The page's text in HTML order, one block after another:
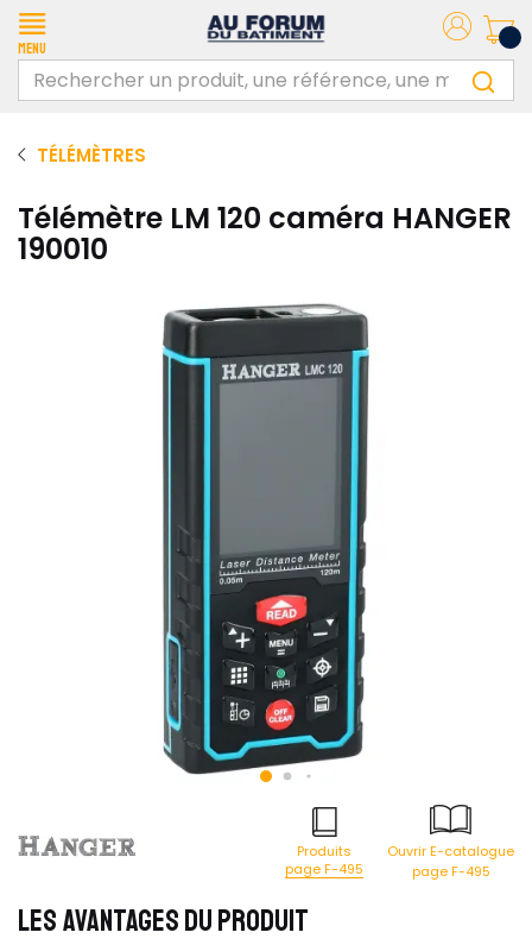
Menu
TÉLÉMÈTRES
Télémètre LM 120 caméra HANGER
190010
Produits
page F-495
Ouvrir E-catalogue
page F-495
LES AVANTAGES DU PRODUIT